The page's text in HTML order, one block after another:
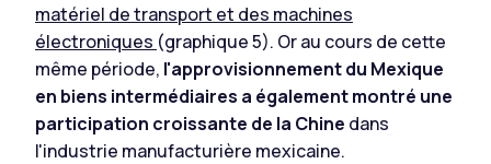
matériel de transport et des machines
électroniques (graphique 5). Or au cours de cette
même période, l'approvisionnement du Mexique
en biens intermédiaires a également montré une
participation croissante de la Chine dans
l'industrie manufacturière mexicaine.